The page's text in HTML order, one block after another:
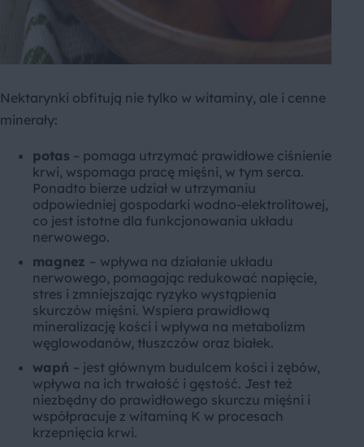
Nektarynki obfitują nie tylko w witaminy, ale i cenne
minerały:
potas – pomaga utrzymać prawidłowe ciśnienie
krwi, wspomaga pracę mięśni, w tym serca.
Ponadto bierze udział w utrzymaniu
odpowiedniej gospodarki wodno-elektrolitowej,
co jest istotne dla funkcjonowania układu
nerwowego.
magnez – wpływa na działanie układu
nerwowego, pomagając redukować napięcie,
stres i zmniejszając ryzyko wystąpienia
skurczów mięśni. Wspiera prawidłową
mineralizację kości i wpływa na metabolizm
węglowodanów, tłuszczów oraz białek.
wapń – jest głównym budulcem kości i zębów,
wpływa na ich trwałość i gęstość. Jest też
niezbędny do prawidłowego skurczu mięśni i
współpracuje z witaminą K w procesach
krzepnięcia krwi.